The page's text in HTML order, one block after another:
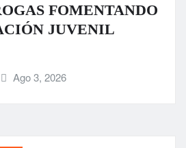
FOMENTANDO
JUVENIL
Ago 3, 2026